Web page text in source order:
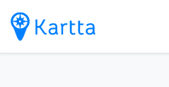
sisältöön